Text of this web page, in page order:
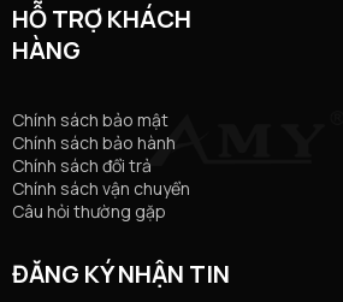
HỖ TRỢ KHÁCH
HÀNG
Chính sách bảo mật
Chính sách bảo hành
Chính sách đổi trả
Chính sách vận chuyển
Câu hỏi thường gặp
ĐĂNG KÝ NHẬN TIN